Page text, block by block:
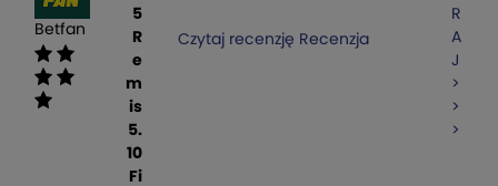
Betfan
5
R
e
m
is
5.
10
Fi
Czytaj recenzję Recenzja
R
A
J
>
>
>